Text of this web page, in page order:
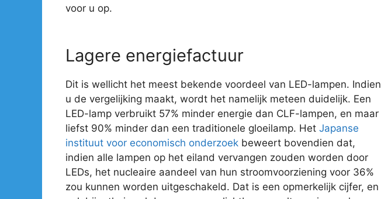
voor u op.
Lagere energiefactuur
Dit is wellicht het meest bekende voordeel van LED-lampen. Indien
u de vergelijking maakt, wordt het namelijk meteen duidelijk. Een
LED-lamp verbruikt 57% minder energie dan CLF-lampen, en maar
liefst 90% minder dan een traditionele gloeilamp. Het Japanse
instituut voor economisch onderzoek beweert bovendien dat,
indien alle lampen op het eiland vervangen zouden worden door
LEDs, het nucleaire aandeel van hun stroomvoorziening voor 36%
zou kunnen worden uitgeschakeld. Dat is een opmerkelijk cijfer, en